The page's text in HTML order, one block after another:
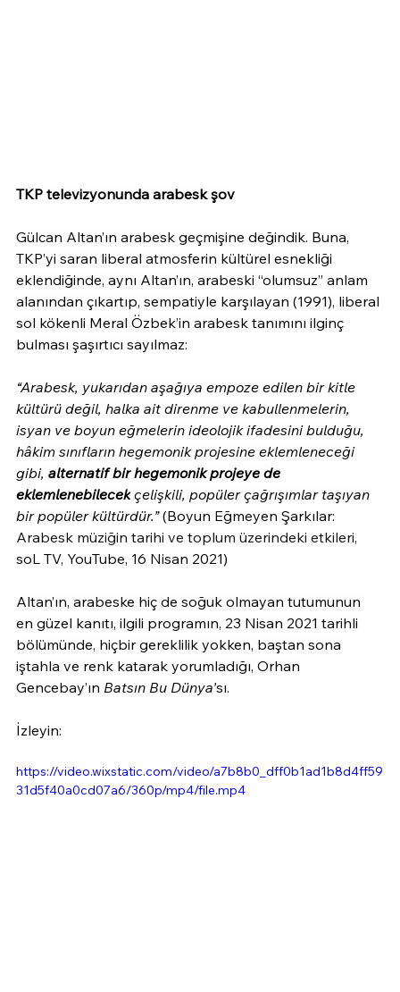
TKP televizyonunda arabesk şov
Gülcan Altan’ın arabesk geçmişine değindik. Buna,
TKP’yi saran liberal atmosferin kültürel esnekliği
eklendiğinde, aynı Altan’ın, arabeski “olumsuz” anlam
alanından çıkartıp, sempatiyle karşılayan (1991), liberal
sol kökenli Meral Özbek’in arabesk tanımını ilginç
bulması şaşırtıcı sayılmaz:
“Arabesk, yukarıdan aşağıya empoze edilen bir kitle
kültürü değil, halka ait direnme ve kabullenmelerin,
isyan ve boyun eğmelerin ideolojik ifadesini bulduğu,
hâkim sınıfların hegemonik projesine eklemleneceği
gibi, alternatif bir hegemonik projeye de
eklemlenebilecek çelişkili, popüler çağrışımlar taşıyan
bir popüler kültürdür.” (Boyun Eğmeyen Şarkılar:
Arabesk müziğin tarihi ve toplum üzerindeki etkileri,
soL TV, YouTube, 16 Nisan 2021)
Altan’ın, arabeske hiç de soğuk olmayan tutumunun
en güzel kanıtı, ilgili programın, 23 Nisan 2021 tarihli
bölümünde, hiçbir gereklilik yokken, baştan sona
iştahla ve renk katarak yorumladığı, Orhan
Gencebay’ın Batsın Bu Dünya’sı.
İzleyin:
https://video.wixstatic.com/video/a7b8b0_dff0b1ad1b8d4ff59
31d5f40a0cd07a6/360p/mp4/file.mp4